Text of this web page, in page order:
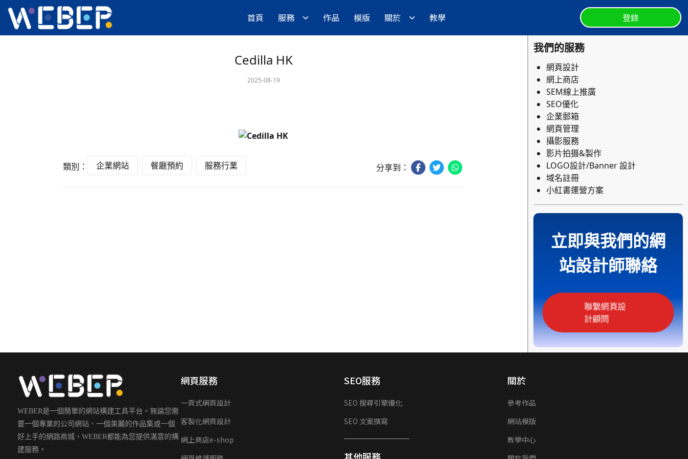
首頁 服務 作品 模版 關於 教學 登錄
Cedilla HK
2025-08-19
類別： 企業網站 餐廳預約 服務行業 分享到：
我們的服務
網頁設計
網上商店
SEM線上推廣
SEO優化
企業郵箱
網頁管理
攝影服務
影片拍摄&製作
LOGO設計/Banner 設計
域名註冊
小紅書運營方案
立即與我們的網
站設計師聯絡
聯繫網頁設
計顧問
WEBER是一個簡單的網站構建工具平台。無論您需
要一個專業的公司網站、一個美麗的作品集或一個
好上手的網路商城，WEBER都能為您提供滿意的構
建服務。
網頁服務
一頁式網頁設計
客製化網頁設計
網上商店e-shop
SEO服務
SEO 搜尋引擎優化
SEO 文案撰寫
其他服務
關於
參考作品
網站模版
教學中心